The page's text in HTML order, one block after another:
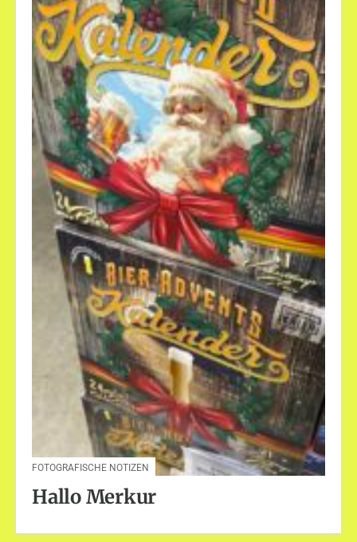
FOTOGRAFISCHE NOTIZEN
Hallo Merkur